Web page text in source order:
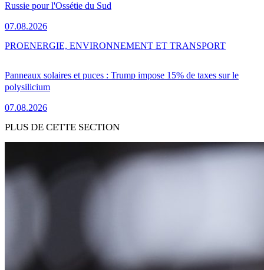
Russie pour l'Ossétie du Sud
07.08.2026
Panneaux solaires et puces : Trump impose 15% de taxes sur le
polysilicium
07.08.2026
PROENERGIE, ENVIRONNEMENT ET TRANSPORT
PLUS DE CETTE SECTION